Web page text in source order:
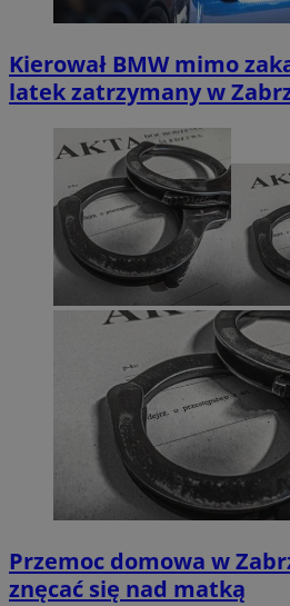
Kierował BMW mimo
latek zatrzymany w
Przemoc domowa w
znęcać się nad matką